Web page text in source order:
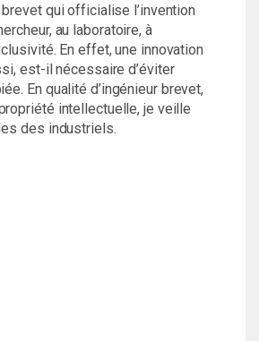
brevet qui officialise l’invention
au laboratoire, à
En effet, une innovation
est-il nécessaire d’éviter
En qualité d’ingénieur brevet,
intellectuelle, je veille
des industriels.